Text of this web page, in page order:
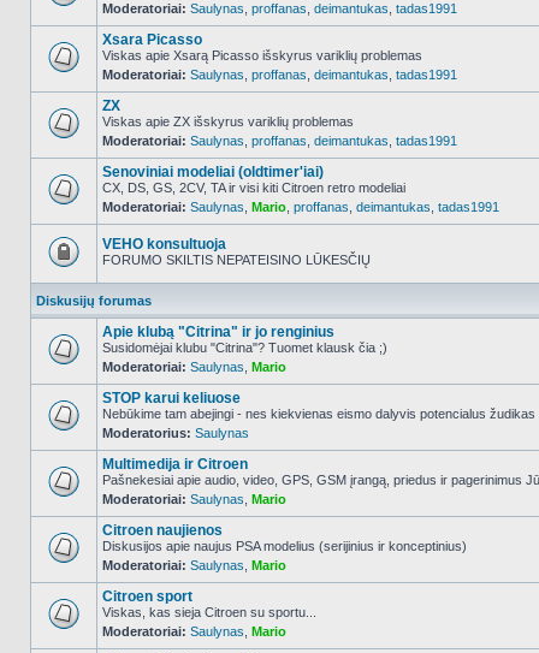
NO_UNREAD_POSTS
Moderatoriai: Saulynas proffanas deimantukas tadas1991
NO_UNREAD_POSTS
Xsara Picasso
Viskas apie Xsarą Picasso išskyrus variklių problemas
Moderatoriai: Saulynas proffanas deimantukas tadas1991
NO_UNREAD_POSTS
ZX
Viskas apie ZX išskyrus variklių problemas
Moderatoriai: Saulynas proffanas deimantukas tadas1991
NO_UNREAD_POSTS
Senoviniai modeliai (oldtimer'iai)
CX, DS, GS, 2CV, TA ir visi kiti Citroen retro modeliai
Moderatoriai: Saulynas Mario proffanas deimantukas tadas1991
užrakintas
VEHO konsultuoja
FORUMO SKILTIS NEPATEISINO LŪKESČIŲ
Diskusijų forumas
NO_UNREAD_POSTS
Apie klubą "Citrina" ir jo renginius
Susidomėjai klubu "Citrina"? Tuomet klausk čia ;)
Moderatoriai: Saulynas Mario
NO_UNREAD_POSTS
STOP karui keliuose
Nebūkime tam abejingi - nes kiekvienas eismo dalyvis potencialus žudikas
Moderatorius: Saulynas
NO_UNREAD_POSTS
Multimedija ir Citroen
Pašnekesiai apie audio, video, GPS, GSM įrangą, priedus ir pagerinimus
Moderatoriai: Saulynas Mario
NO_UNREAD_POSTS
Citroen naujienos
Diskusijos apie naujus PSA modelius (serijinius ir konceptinius)
Moderatoriai: Saulynas Mario
NO_UNREAD_POSTS
Citroen sport
Viskas, kas sieja Citroen su sportu...
Moderatoriai: Saulynas Mario